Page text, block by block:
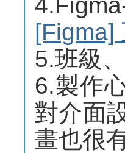
[Figma]
5.班級
6.製作
對介面
畫也很